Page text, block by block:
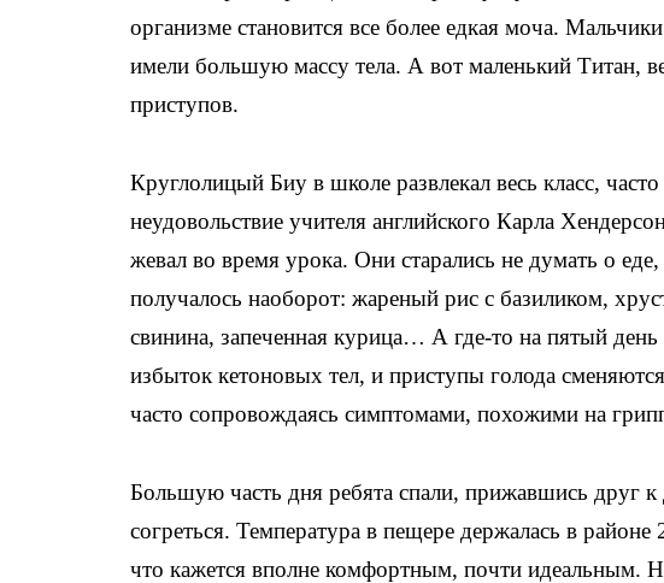
организме становится все более едкая моча.
имели большую массу тела. А вот маленький Титан,
приступов.
Круглолицый Биу в школе развлекал весь класс,
неудовольствие учителя английского Карла
жевал во время урока. Они старались не думать о
получалось наоборот: жареный рис с базиликом,
свинина, запеченная курица… А где-то на пятый день
избыток кетоновых тел, и приступы голода
часто сопровождаясь симптомами, похожими на
Большую часть дня ребята спали, прижавшись друг
согреться. Температура в пещере держалась в районе
что кажется вполне комфортным, почти идеальным.